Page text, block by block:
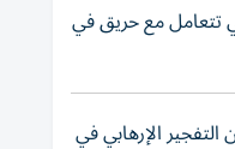
تتعامل مع حريق في
التفجير الإرهابي في